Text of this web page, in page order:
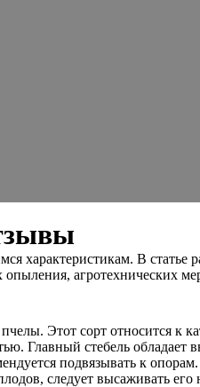
В статье
агротехнических
Этот сорт относится к
Главный стебель
подвязывать к опорам.
следует высаживать его